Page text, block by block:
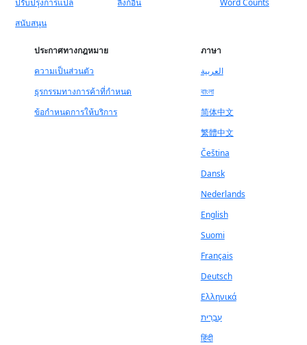
ปรับปรุงการแปล
สนับสนุน
ลิงก์อิน
Word Counts
ประกาศทางกฎหมาย
ความเป็นส่วนตัว
ธุรกรรมทางการค้าที่กำหนด
ข้อกำหนดการให้บริการ
ภาษา
العربية
বাংলা
简体中文
繁體中文
Čeština
Dansk
Nederlands
English
Suomi
Français
Deutsch
Ελληνικά
עִבְרִית
हिंदी